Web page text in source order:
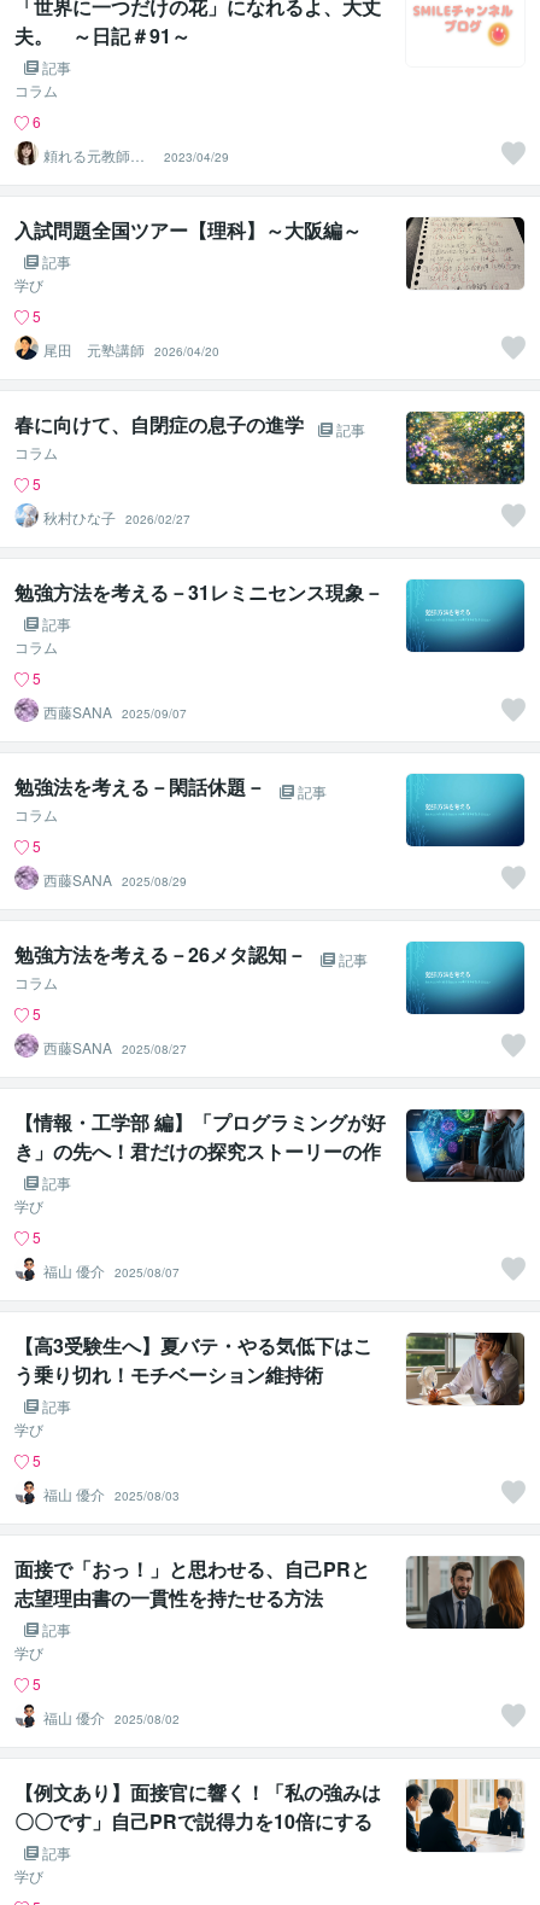
「世界に一つだけの花」になれるよ、大丈
夫。 ～日記＃91～
記事
コラム
6
頼れる元教師✨
そら✨寄り添い
人
2023/04/29
入試問題全国ツアー【理科】～大阪編～
記事
学び
5
尾田 元塾講師 2026/04/20
春に向けて、自閉症の息子の進学
記事
コラム
5
秋村ひな子 2026/02/27
勉強方法を考える－31レミニセンス現象－
記事
コラム
5
西藤SANA 2025/09/07
勉強法を考える－閑話休題－
記事
コラム
5
西藤SANA 2025/08/29
勉強方法を考える－26メタ認知－
記事
コラム
5
西藤SANA 2025/08/27
【情報・工学部 編】「プログラミングが好
き」の先へ！君だけの探究ストーリーの作
り方記事
学び
5
福山 優介 2025/08/07
【高3受験生へ】夏バテ・やる気低下はこ
う乗り切れ！モチベーション維持術
記事
学び
5
福山 優介 2025/08/03
面接で「おっ！」と思わせる、自己PRと
志望理由書の一貫性を持たせる方法
記事
学び
5
福山 優介 2025/08/02
【例文あり】面接官に響く！「私の強みは
〇〇です」自己PRで説得力を10倍にする
伝え方のコツ
記事
学び